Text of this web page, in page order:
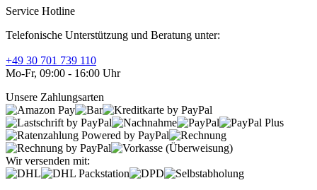
Service Hotline
Telefonische Unterstützung und Beratung unter:
+49 30 701 739 110
Mo-Fr, 09:00 - 16:00 Uhr
Unsere Zahlungsarten
Wir versenden mit: